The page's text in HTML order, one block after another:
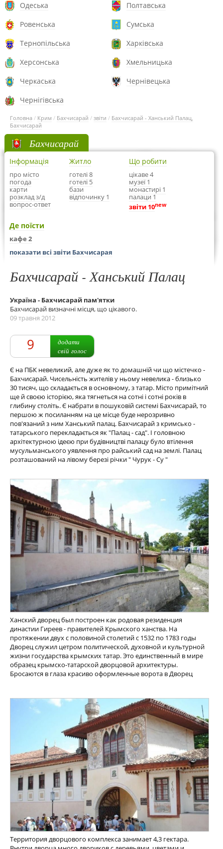
Одеська
Полтавська
Ровенська
Сумська
Тернопільська
Харківська
Херсонська
Хмельницька
Черкаська
Чернівецька
Чернігівська
Головна / Крим / Бахчисарай / звіти / Бахчисарай - Ханський Палац,
Бахчисарай
Бахчисарай
Інформація
про місто
погода
карти
розклад з/д
вопрос-ответ
Житло
готелі 8
готелі 5
бази
відпочинку 1
Що робити
цікаве 4
музеї 1
монастирі 1
палаци 1
звіти 10new
Де поїсти
кафе 2
показати всі звіти Бахчисарая
Бахчисарай - Ханський Палац
Україна - Бахчисарай пам'ятки
Бахчисарай визначні місця, що цікавого.
09 травня 2012
9
додати
свій голос
Є на ПБК невеликий, але дуже як то домашній чи що містечко -
Бахчисарай. Чисельність жителів у ньому невелика - близько
30 тисяч, що складається в основному, з татар. Місто примітний
ще й своєю історією, яка тягнеться на сотні і сотні років в
глибину століть. Є набрати в пошуковій системі Бахчисарай, то
першою ж посиланням на це місце буде нерозривно
пов'язаний з ним Ханський палац. Бахчисарай з кримсько -
татарського перекладається як "Палац - сад". І головною
архітектурною ідеєю при будівництві палацу було втілення
мусульманського уявлення про райський сад на землі. Палац
розташований на лівому березі річки " Чурук - Су "
Ханский дворец был построен как родовая резиденция
династии Гиреев - правителей Крымского ханства. На
протяжении двух с половиной столетий с 1532 по 1783 годы
Дворец служил цетром политической, духовной и культурной
жизни государства крымских татар. Это единственный в мире
образец крымско-татарской дворцовой архитектуры.
Бросаются в глаза красиво оформленные ворота в Дворец
Территория дворцового комплекса занимает 4,3 гектара.